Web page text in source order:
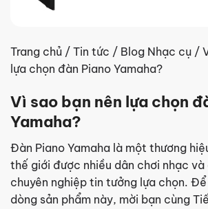
Trang chủ / Tin tức / Blog Nhạc cụ /
lựa chọn đàn Piano Yamaha?
Vì sao bạn nên lựa chọn
Yamaha?
Đàn Piano Yamaha là một thương
thế giới được nhiều dân chơi nhạc
chuyên nghiệp tin tưởng lựa chọn.
dòng sản phẩm này, mời bạn cùng